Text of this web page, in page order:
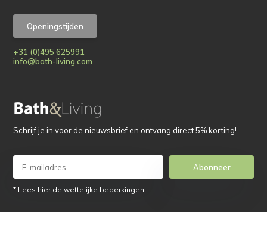
Openingstijden
+31 (0)495 625991
info@bath-living.com
Schrijf je in voor de nieuwsbrief en ontvang direct 5% korting!
Abonneer
* Lees hier de wettelijke beperkingen